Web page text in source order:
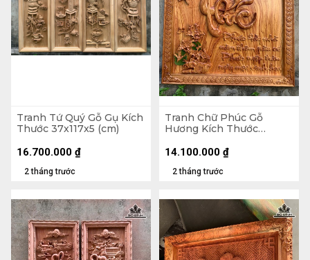
Tranh Tứ Quý Gỗ Gụ Kích
Thước 37x117x5 (cm)
2 tháng trước
16.700.000 ₫
Tranh Chữ Phúc Gỗ
Hương Kích Thước
2 tháng trước
14.100.000 ₫